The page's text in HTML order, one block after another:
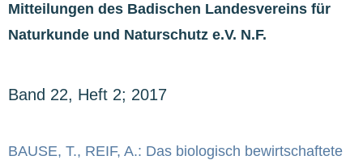
Mitteilungen des Badischen Landesvereins für
Naturkunde und Naturschutz e.V. N.F.
Band 22, Heft 2; 2017
BAUSE, T., REIF, A.: Das biologisch bewirtschaftete